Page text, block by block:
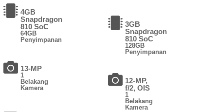
4GB
Snapdragon
810 SoC
64GB
Penyimpanan
13-MP
1
Belakang
Kamera
3GB
Snapdragon
810 SoC
128GB
Penyimpanan
12-MP,
f/2, OIS
1
Belakang
Kamera